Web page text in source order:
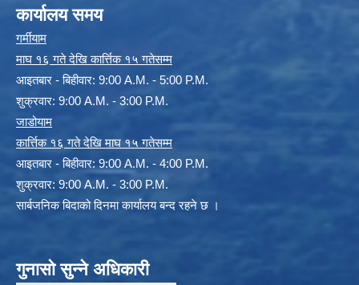
कार्यालय समय
गर्मीयाम
माघ १६ गते देखि कार्त्तिक १५ गतेसम्म
आइतबार - बिहीवार: 9:00 A.M. - 5:00 P.M.
शुक्रवार: 9:00 A.M. - 3:00 P.M.
जाडोयाम
कार्त्तिक १६ गते देखि माघ १५ गतेसम्म
आइतबार - बिहीवार: 9:00 A.M. - 4:00 P.M.
शुक्रवार: 9:00 A.M. - 3:00 P.M.
सार्बजनिक बिदाको दिनमा कार्यालय बन्द रहने छ ।
गुनासो सुन्ने अधिकारी